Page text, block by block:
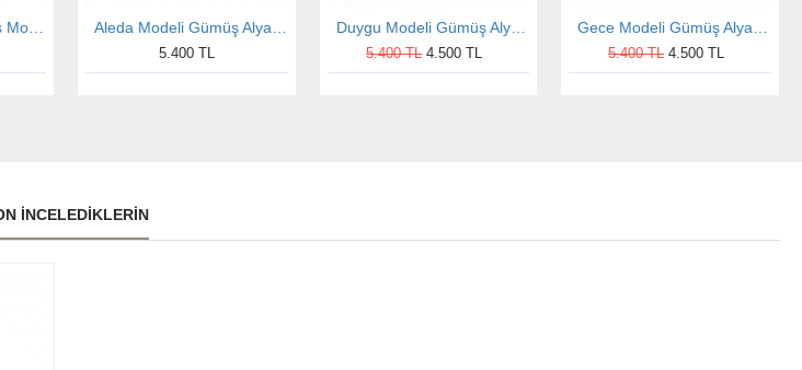
5.400 TL
Duygu Modeli Gümüş Alyans Çifti
5.400 TL 4.500 TL 5.400 TL 4.500 TL
İNCELEDIKLERIN